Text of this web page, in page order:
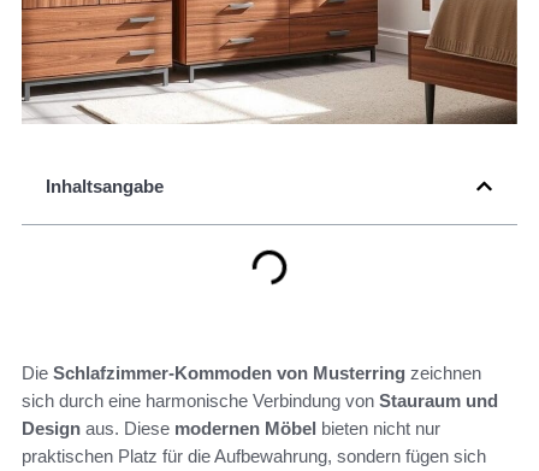
Inhaltsangabe
Die Schlafzimmer-Kommoden von Musterring zeichnen
sich durch eine harmonische Verbindung von Stauraum und
Design aus. Diese modernen Möbel bieten nicht nur
praktischen Platz für die Aufbewahrung, sondern fügen sich